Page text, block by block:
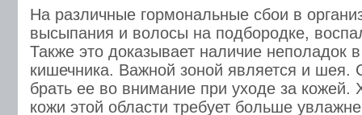
На различные гормональные сбои в
высыпания и волосы на подбородке,
Также это доказывает наличие неполадок
кишечника. Важной зоной является и шея.
брать ее во внимание при уходе за кожей.
кожи этой области требует больше